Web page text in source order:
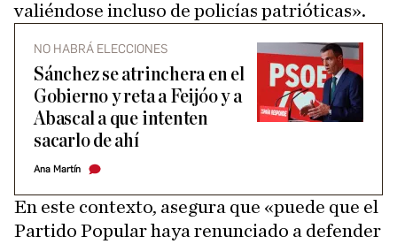
valiéndose incluso de policías patrióticas».
NO HABRÁ ELECCIONES
Sánchez se atrinchera en el
Gobierno y reta a Feijóo y a
Abascal a que intenten
sacarlo de ahí
Ana Martín
En este contexto, asegura que «puede que el
Partido Popular haya renunciado a defender